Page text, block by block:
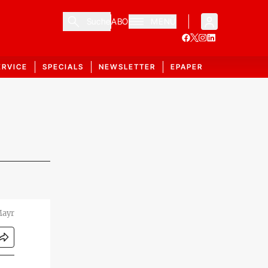
ABO
SPECIALS NEWSLETTER EPAPER